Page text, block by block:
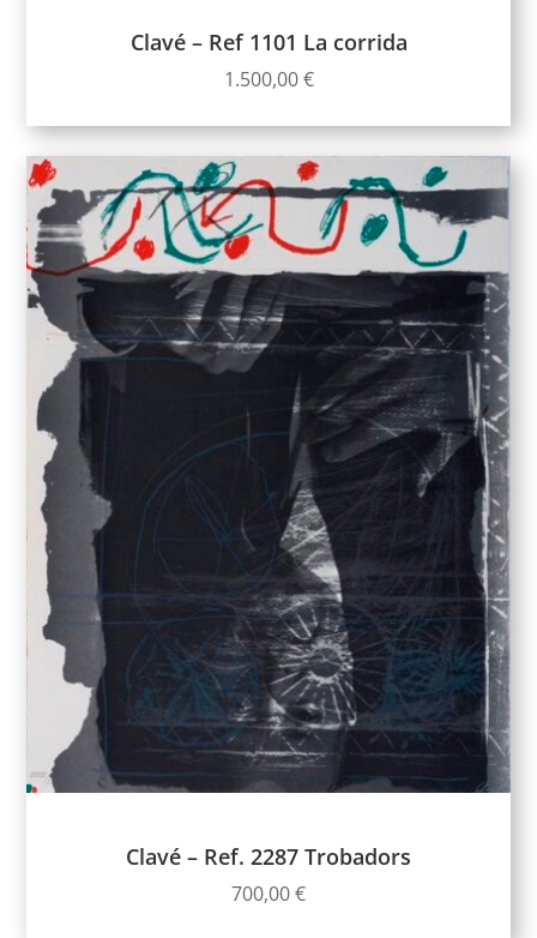
Clavé – Ref 1101 La corrida
1.500,00€
Clavé – Ref. 2287 Trobadors
700,00€